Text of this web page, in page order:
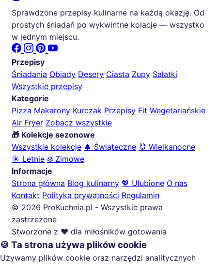
Sprawdzone przepisy kulinarne na każdą okazję. Od
prostych śniadań po wykwintne kolacje — wszystko
w jednym miejscu.
Przepisy
Śniadania Obiady Desery Ciasta Zupy Sałatki
Wszystkie przepisy
Kategorie
Pizza Makarony Kurczak Przepisy Fit Wegetariańskie
Air Fryer Zobacz wszystkie
🎁 Kolekcje sezonowe
Wszystkie kolekcje 🎄 Świąteczne 🐰 Wielkanocne
☀️ Letnie ❄️ Zimowe
Informacje
Strona główna Blog kulinarny 💖 Ulubione O nas
Kontakt Polityka prywatności Regulamin
© 2026 ProKuchnia.pl - Wszystkie prawa
zastrzeżone
Stworzone z ❤️ dla miłośników gotowania
🍪 Ta strona używa plików cookie
Używamy plików cookie oraz narzędzi analitycznych